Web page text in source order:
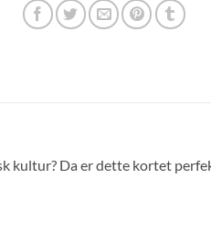
kultur? Da er dette kortet